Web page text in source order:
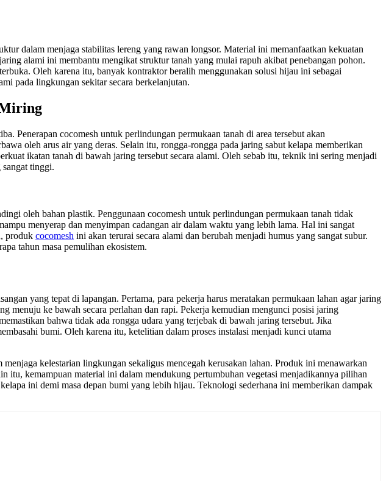
dalam menjaga stabilitas lereng yang rawan longsor. Material ini memanfaatkan kekuatan
alami ini membantu mengikat struktur tanah yang mulai rapuh akibat penebangan pohon.
Oleh karena itu, banyak kontraktor beralih menggunakan solusi hijau ini sebagai
pada lingkungan sekitar secara berkelanjutan.
Penerapan cocomesh untuk perlindungan permukaan tanah di area tersebut akan
oleh arus air yang deras. Selain itu, rongga-rongga pada jaring sabut kelapa memberikan
ikatan tanah di bawah jaring tersebut secara alami. Oleh sebab itu, teknik ini sering menjadi
tinggi.
oleh bahan plastik. Penggunaan cocomesh untuk perlindungan permukaan tanah tidak
menyerap dan menyimpan cadangan air dalam waktu yang lebih lama. Hal ini sangat
produk cocomesh ini akan terurai secara alami dan berubah menjadi humus yang sangat subur.
tahun masa pemulihan ekosistem.
yang tepat di lapangan. Pertama, para pekerja harus meratakan permukaan lahan agar jaring
menuju ke bawah secara perlahan dan rapi. Pekerja kemudian mengunci posisi jaring
bahwa tidak ada rongga udara yang terjebak di bawah jaring tersebut. Jika
bumi. Oleh karena itu, ketelitian dalam proses instalasi menjadi kunci utama
kelestarian lingkungan sekaligus mencegah kerusakan lahan. Produk ini menawarkan
itu, kemampuan material ini dalam mendukung pertumbuhan vegetasi menjadikannya pilihan
ini demi masa depan bumi yang lebih hijau. Teknologi sederhana ini memberikan dampak